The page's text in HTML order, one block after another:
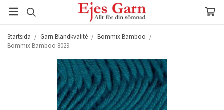
Startsida / Garn Blandkvalité / Bommix Bamboo /
Bommix Bamboo 8029